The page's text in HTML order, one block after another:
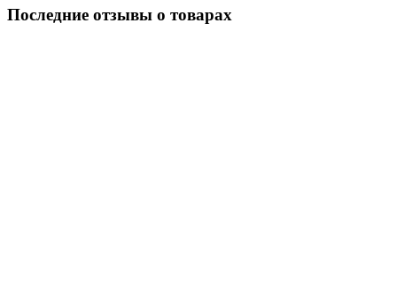
Последние отзывы о товарах